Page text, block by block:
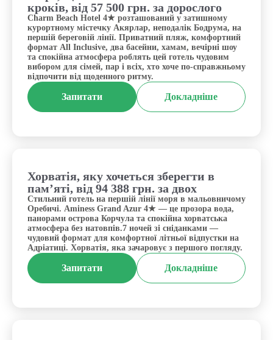
кроків, від 57 500 грн. за дорослого
Charm Beach Hotel 4★ розташований у затишному
курортному містечку Акярлар, неподалік Бодрума, на
першій береговій лінії. Приватний пляж, комфортний
формат All Inclusive, два басейни, хамам, вечірні шоу
та спокійна атмосфера роблять цей готель чудовим
вибором для сімей, пар і всіх, хто хоче по-справжньому
відпочити від щоденного ритму.
Запитати Докладніше
Хорватія, Оребичі
Хорватія, яку хочеться зберегти в
пам’яті, від 94 388 грн. за двох
Стильний готель на першій лінії моря в мальовничому
Оребичі. Aminess Grand Azur 4★ — це прозора вода,
панорами острова Корчула та спокійна хорватська
атмосфера без натовпів.7 ночей зі сніданками —
чудовий формат для комфортної літньої відпустки на
Адріатиці. Хорватія, яка зачаровує з першого погляду.
Запитати Докладніше